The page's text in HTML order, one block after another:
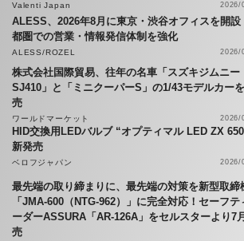
Valenti Japan 2026/
ALESS、2026年8月に東京・渋谷オフィスを開
都圏での営業・情報発信体制を強化
ALESS/ROZEL 2026/
株式会社国際貿易、往年の名車「スズキジムニー
SJ410」と「ミニクーパーS」の1/43モデルカー
売
ワールドマーケット 2026/
HID交換用LEDバルブ “オプティマル LED ZX
新発売
ベロフジャパン
2026/
最先端の取り締まりに、最先端の対策を新型取締
「JMA-600（NTG-962）」に完全対応！セーフテ
ーダーASSURA「AR-126A」をセルスターより7
売